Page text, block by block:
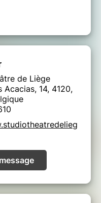
de Liège
Acacias, 14, 4120,